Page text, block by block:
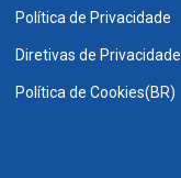
Política de Privacidade
Diretivas de Privacidade
Política de Cookies(BR)